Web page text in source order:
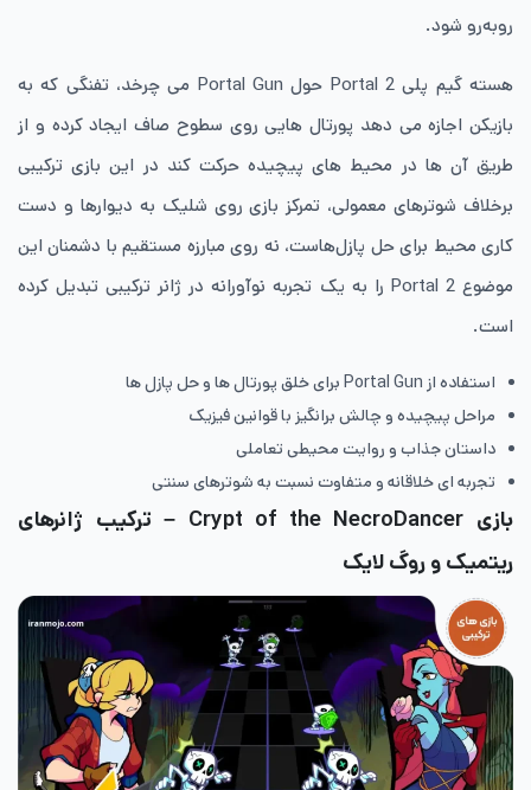
روبه‌رو شود.
هسته گیم پلی Portal 2 حول Portal Gun می چرخد، تفنگی که به
بازیکن اجازه می دهد پورتال هایی روی سطوح صاف ایجاد کرده و از
طریق آن ها در محیط های پیچیده حرکت کند در این بازی ترکیبی
برخلاف شوترهای معمولی، تمرکز بازی روی شلیک به دیوارها و دست
کاری محیط برای حل پازل‌هاست، نه روی مبارزه مستقیم با دشمنان این
موضوع Portal 2 را به یک تجربه نوآورانه در ژانر ترکیبی تبدیل کرده
است.
استفاده از Portal Gun برای خلق پورتال ها و حل پازل ها
مراحل پیچیده و چالش برانگیز با قوانین فیزیک
داستان جذاب و روایت محیطی تعاملی
تجربه ای خلاقانه و متفاوت نسبت به شوترهای سنتی
بازی Crypt of the NecroDancer
– ترکیب ژانرهای
ریتمیکوروگ لایک